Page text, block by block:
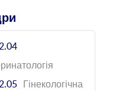
Гінекологічна